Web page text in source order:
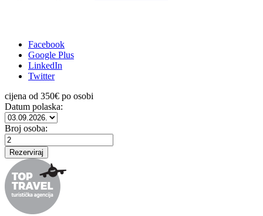
Facebook
Google Plus
LinkedIn
Twitter
cijena od 350€ po osobi
Datum polaska:
Broj osoba: